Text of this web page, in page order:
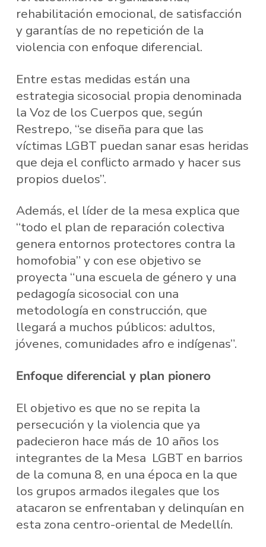
rehabilitación emocional, de satisfacción
y garantías de no repetición de la
violencia con enfoque diferencial.
Entre estas medidas están una
estrategia sicosocial propia denominada
la Voz de los Cuerpos que, según
Restrepo, “se diseña para que las
víctimas LGBT puedan sanar esas heridas
que deja el conflicto armado y hacer sus
propios duelos”.
Además, el líder de la mesa explica que
“todo el plan de reparación colectiva
genera entornos protectores contra la
homofobia” y con ese objetivo se
proyecta “una escuela de género y una
pedagogía sicosocial con una
metodología en construcción, que
llegará a muchos públicos: adultos,
jóvenes, comunidades afro e indígenas”.
Enfoque diferencial y plan pionero
El objetivo es que no se repita la
persecución y la violencia que ya
padecieron hace más de 10 años los
integrantes de la Mesa LGBT en barrios
de la comuna 8, en una época en la que
los grupos armados ilegales que los
atacaron se enfrentaban y delinquían en
esta zona centro-oriental de Medellín.